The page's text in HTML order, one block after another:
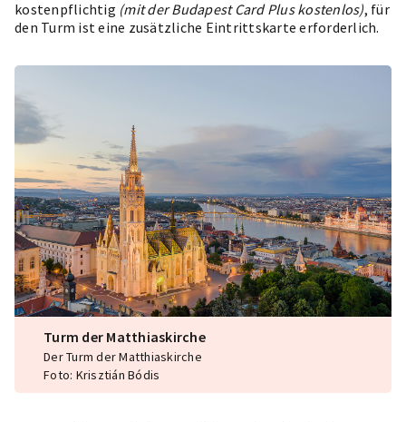
kostenpflichtig (mit der Budapest Card Plus kostenlos), für
den Turm ist eine zusätzliche Eintrittskarte erforderlich.
Turm der Matthiaskirche
Der Turm der Matthiaskirche
Foto: Krisztián Bódis